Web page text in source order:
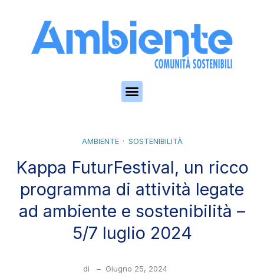
AMBIENTE SOSTENIBILITÀ
Kappa FuturFestival, un ricco
programma di attività legate
ad ambiente e sostenibilità –
5/7 luglio 2024
di – Giugno 25, 2024